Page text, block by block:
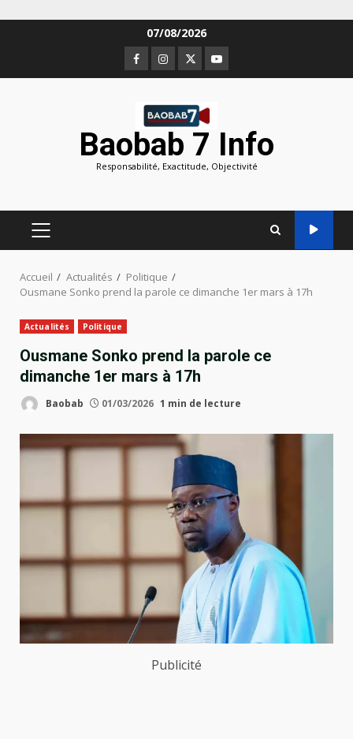
07/08/2026
Facebook
Instagram
TwitterYoutube
Baobab 7 Info
Responsabilité, Exactitude, Objectivité
MENU
PRINCIPAL
Accueil Actualités
Politique
Ousmane Sonko prend la parole ce dimanche 1er mars à 17h
Actualités Politique
Ousmane Sonko prend la parole ce
dimanche 1er mars à 17h
Baobab 01/03/2026 1 min de lecture
Publicité